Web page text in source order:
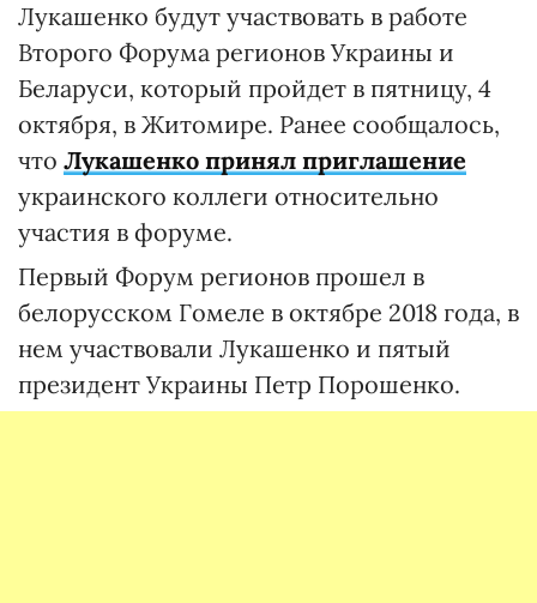
Лукашенко будут участвовать в работе
Второго Форума регионов Украины и
Беларуси, который пройдет в пятницу, 4
октября, в Житомире. Ранее сообщалось,
что Лукашенко принял приглашение
украинского коллеги относительно
участия в форуме.
Первый Форум регионов прошел в
белорусском Гомеле в октябре 2018 года, в
нем участвовали Лукашенко и пятый
президент Украины Петр Порошенко.